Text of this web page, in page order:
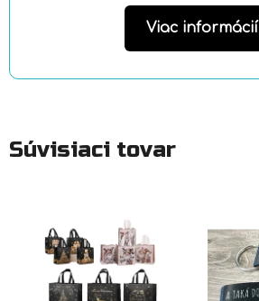
Viac informácií
Súvisiaci tovar